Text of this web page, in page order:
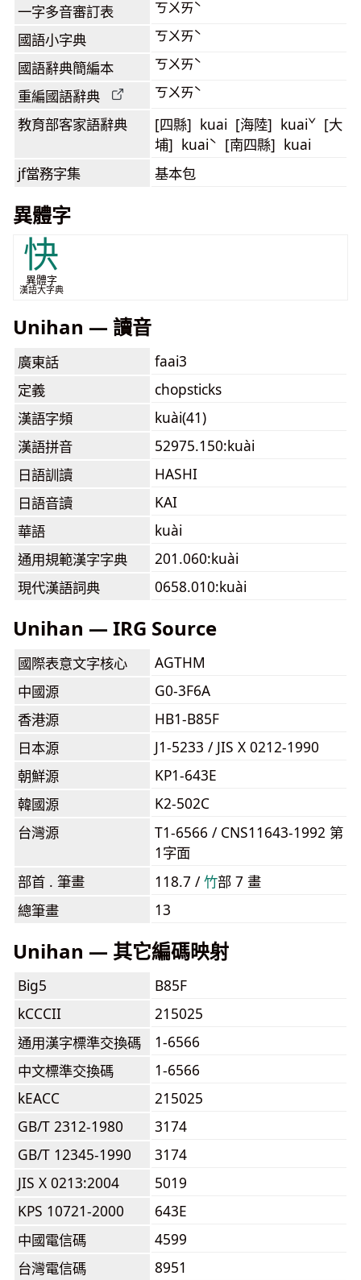
一字多音審訂表 ㄎㄨㄞˋ
國語小字典 ㄎㄨㄞˋ
國語辭典簡編本 ㄎㄨㄞˋ
重編國語辭典 ㄎㄨㄞˋ
教育部客家語辭典
[四縣] kuai [海陸] kuaiˇ [大
埔] kuaiˋ [南四縣] kuai
jf當務字集 基本包
異體字
快
異體字
漢語大字典
Unihan — 讀音
廣東話
faai3
定義
chopsticks
漢語字頻
kuài(41)
漢語拼音
52975.150:kuài
日語訓讀
HASHI
日語音讀
KAI
華語
kuài
通用規範漢字字典
201.060:kuài
現代漢語詞典
0658.010:kuài
Unihan — IRG Source
國際表意文字核心
AGTHM
中國源
G0-3F6A
香港源
HB1-B85F
日本源
J1-5233 / JIS X 0212-1990
朝鮮源
KP1-643E
韓國源
K2-502C
台灣源
T1-6566 / CNS11643-1992 第
1字面
部首 . 筆畫
118.7 /⽵部 7 畫
總筆畫
13
Unihan — 其它編碼映射
Big5
B85F
kCCCII
215025
通用漢字標準交換碼
1-6566
中文標準交換碼
1-6566
kEACC
215025
GB/T 2312-1980
3174
GB/T 12345-1990
3174
JIS X 0213:2004
5019
KPS 10721-2000
643E
中國電信碼
4599
台灣電信碼
8951